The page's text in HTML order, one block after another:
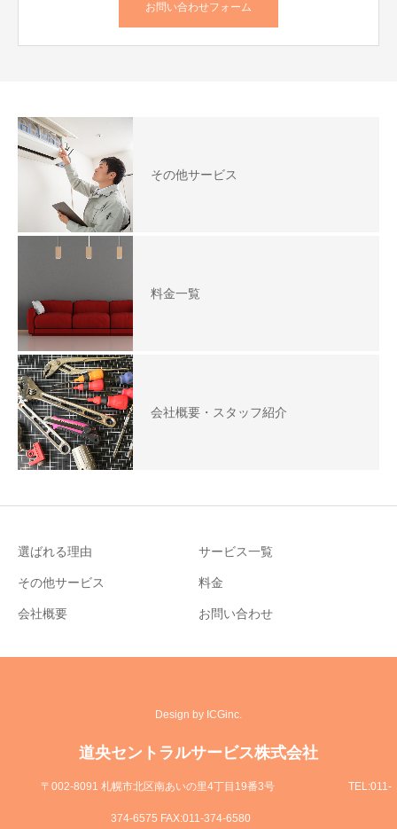
お問い合わせフォーム
その他サービス
料金一覧
会社概要・スタッフ紹介
選ばれる理由 サービス一覧
その他サービス 料金
会社概要 お問い合わせ
Design by ICGinc.
道央セントラルサービス株式会社
〒002-8091 札幌市北区南あいの里4丁目19番3号 TEL:011-
374-6575 FAX:011-374-6580